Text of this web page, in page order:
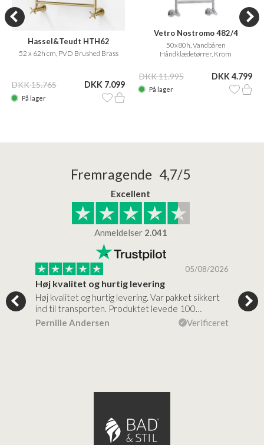
Hassel&Teudt HTH62
52 x 62h cm, PVD Brushed Brass
DKK 15.765 DKK 7.099
På lager
Vetro Nostromo 482/4
50x80h, Vandbåren
Håndklædetørrer, Krom
DKK 11.995 DKK 4.799
På lager
Fremragende 4,7/5
Excellent
Anmeldelser 2.041
05/08/2026
Høj kvalitet og hurtig levering
Høj kvalitet og hurtig levering. Var pakket sikkert
ind til transporten. Produktet levede 100…
Pernille Andersen
Verificeret